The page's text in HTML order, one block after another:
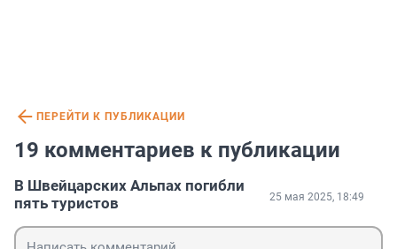
ПЕРЕЙТИ К ПУБЛИКАЦИИ
19 комментариев к публикации
В Швейцарских Альпах погибли
пять туристов
25 мая 2025, 18:49